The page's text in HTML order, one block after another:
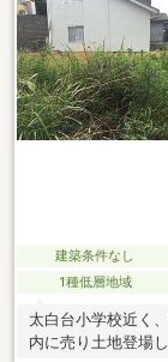
建築条件なし
1種低層地域
太白台小学校近く
内に売り土地登場し